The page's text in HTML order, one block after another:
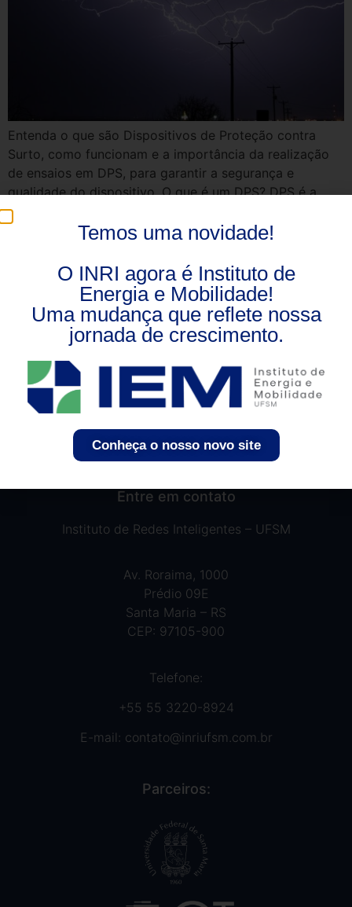
Entenda o que são Dispositivos de Proteção contra
Surto, como funcionam e a importância da realização
de ensaios em DPS, para garantir a segurança e
qualidade do dispositivo. O que é um DPS? DPS é a
sigla para Dispositivo de Proteção contra Surtos,
também conhecido como Supressor de Surtos e
Entre em contato
Instituto de Redes Inteligentes – UFSM
Av. Roraima, 1000
Prédio 09E
Santa Maria – RS
CEP: 97105-900
Telefone:
+55 55 3220-8924
E-mail: contato@inriufsm.com.br
Parceiros:
Temos uma novidade!
O INRI agora é Instituto de
Energia e Mobilidade!
Uma mudança que reflete nossa
jornada de crescimento.
Conheça o nosso novo site